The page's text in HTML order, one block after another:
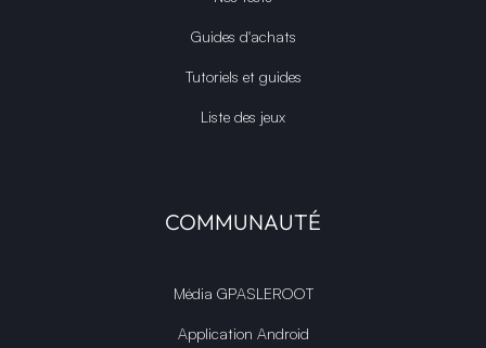
Guides d'achats
Tutoriels et guides
Liste des jeux
COMMUNAUTÉ
Média GPASLEROOT
Application Android